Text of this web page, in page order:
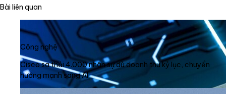
Bài liên quan
Công nghệ
Cisco sa thải 4.000 nhân sự dù doanh thu kỷ lục, chuyển
hướng mạnh sang AI